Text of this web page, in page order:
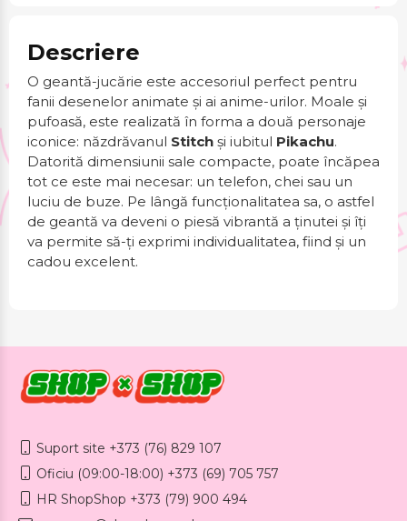
Descriere
O geantă-jucărie este accesoriul perfect pentru
fanii desenelor animate și ai anime-urilor. Moale și
pufoasă, este realizată în forma a două personaje
iconice: năzdrăvanul Stitch și iubitul Pikachu.
Datorită dimensiunii sale compacte, poate încăpea
tot ce este mai necesar: un telefon, chei sau un
luciu de buze. Pe lângă funcționalitatea sa, o astfel
de geantă va deveni o piesă vibrantă a ținutei și îți
va permite să-ți exprimi individualitatea, fiind și un
cadou excelent.
Suport site +373 (76) 829 107
Oficiu (09:00-18:00) +373 (69) 705 757
HR ShopShop +373 (79) 900 494